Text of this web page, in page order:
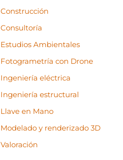
Construcción
Consultoría
Estudios Ambientales
Fotogrametría con Drone
Ingeniería eléctrica
Ingeniería estructural
Llave en Mano
Modelado y renderizado 3D
Valoración